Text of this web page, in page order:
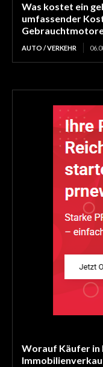
Was kostet ein
umfassender
AUTO / VERKEHR
Worauf Käufer in